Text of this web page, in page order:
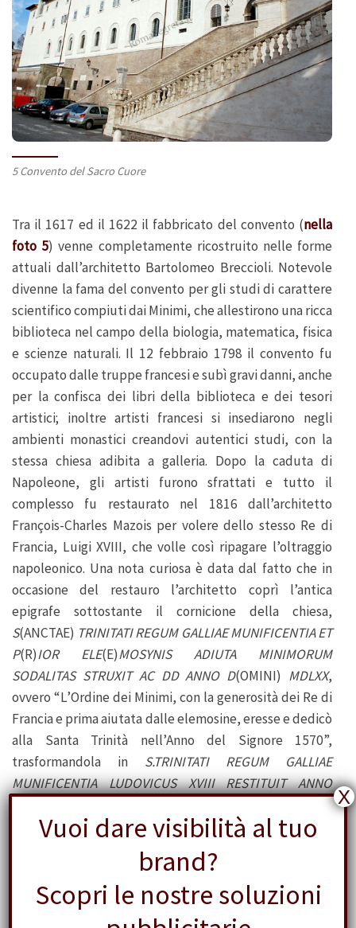
5 Convento del Sacro Cuore
Tra il 1617 ed il 1622 il fabbricato del convento (nella
foto 5) venne completamente ricostruito nelle forme
attuali dall’architetto Bartolomeo Breccioli. Notevole
divenne la fama del convento per gli studi di carattere
scientifico compiuti dai Minimi, che allestirono una ricca
biblioteca nel campo della biologia, matematica, fisica
e scienze naturali. Il 12 febbraio 1798 il convento fu
occupato dalle truppe francesi e subì gravi danni, anche
per la confisca dei libri della biblioteca e dei tesori
artistici; inoltre artisti francesi si insediarono negli
ambienti monastici creandovi autentici studi, con la
stessa chiesa adibita a galleria. Dopo la caduta di
Napoleone, gli artisti furono sfrattati e tutto il
complesso fu restaurato nel 1816 dall’architetto
François-Charles Mazois per volere dello stesso Re di
Francia, Luigi XVIII, che volle così ripagare l’oltraggio
napoleonico. Una nota curiosa è data dal fatto che in
occasione del restauro l’architetto coprì l’antica
epigrafe sottostante il cornicione della chiesa,
S(ANCTAE) TRINITATI REGUM GALLIAE MUNIFICENTIA ET
P(R)IOR ELE(E)MOSYNIS ADIUTA MINIMORUM
SODALITAS STRUXIT AC DD ANNO D(OMINI) MDLXX,
ovvero “L’Ordine dei Minimi, con la generosità dei Re di
Francia e prima aiutata dalle elemosine, eresse e dedicò
alla Santa Trinità nell’Anno del Signore 1570”,
trasformandola in S.TRINITATI REGUM GALLIAE
MUNIFICENTIA LUDOVICUS XVIII RESTITUIT ANNO
, ovvero “Ludovico XVIII (ossia Luigi XVIII)
restituì alla Santa Trinità con la generosità dei Re di
Francia nell’Anno 1816″: in pratica la costruzione del
convento non risultava più opera dei Minimi grazie alla
munificentiadel Re di Francia ma veniva evidenziata
solo la generosità dei Re di Francia, in particolare di
Vuoi dare visibilità al tuo
brand?
Scopri le nostre soluzioni
X